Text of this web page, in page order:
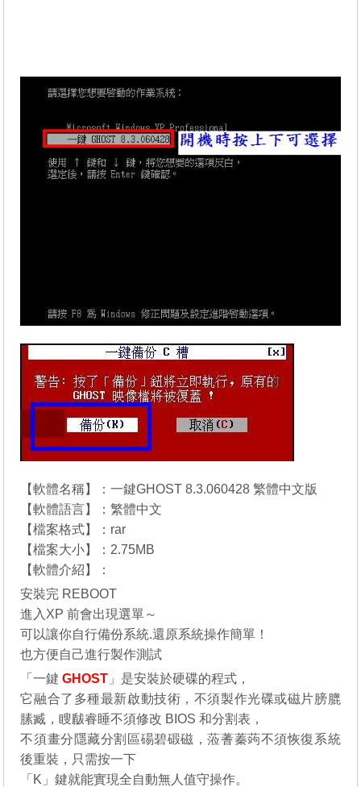
【軟體名稱】：一鍵GHOST 8.3.060428 繁體中文版
【軟體語言】：繁體中文
【檔案格式】：rar
【檔案大小】：2.75MB
【軟體介紹】：
安裝完 REBOOT
進入XP 前會出現選單～
可以讓你自行備份系統.還原系統操作簡單！
也方便自己進行製作測試
「一鍵GHOST 」是安裝於硬碟的程式，
它融合了多種最新啟動技術，不須製作光碟或磁片膀膍
膆臧，瞍瞂睿睡不須修改 BIOS 和分割表，
不須畫分隱藏分割區碭碧碫磁，蒞蓍蓁蒟不須恢復系統
後重裝，只需按一下
「K」鍵就能實現全自動無人值守操作。